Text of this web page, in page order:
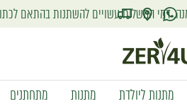
מתנות ליולדת מתנות מתחתנים